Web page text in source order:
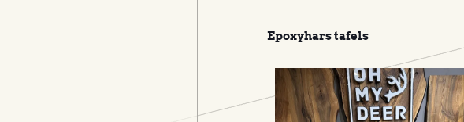
Epoxyhars tafels